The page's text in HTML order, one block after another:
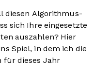
diesen Algorithmus-
sich Ihre eingesetzte
auszahlen? Hier
Spiel, in dem ich die
für dieses Jahr